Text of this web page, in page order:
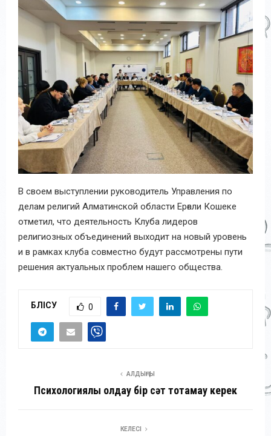
В своем выступлении руководитель Управления по
делам религий Алматинской области Ерғали Кошеке
отметил, что деятельность Клуба лидеров
религиозных объединений выходит на новый уровень
и в рамках клуба совместно будут рассмотрены пути
решения актуальных проблем нашего общества.
БӨЛІСУ 0
АЛДЫҢҒЫ
Психологиялық қолдау бір сәт тоқтамау керек
КЕЛЕСІ